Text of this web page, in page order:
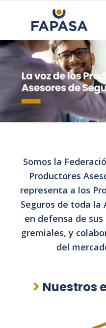
Somos la
Productores
representa a los
Seguros de toda
en defensa de
gremiales, y
del
> Nuestros